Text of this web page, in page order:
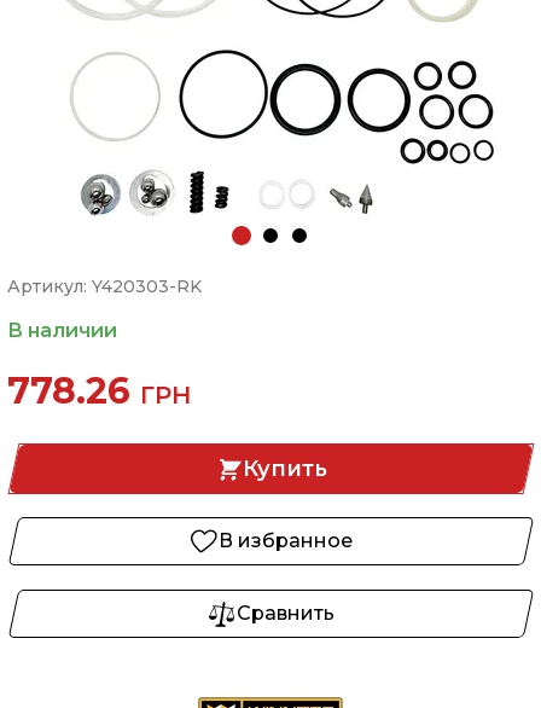
Артикул: Y420303-RK
В наличии
778.26 ГРН
Купить
В избранное
Сравнить